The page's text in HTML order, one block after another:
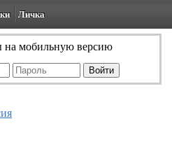
Личка
мобильную версию